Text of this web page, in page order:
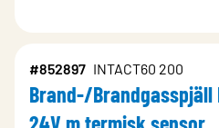
#852897 INTACT60 200
Brand-/Brandgasspjäll